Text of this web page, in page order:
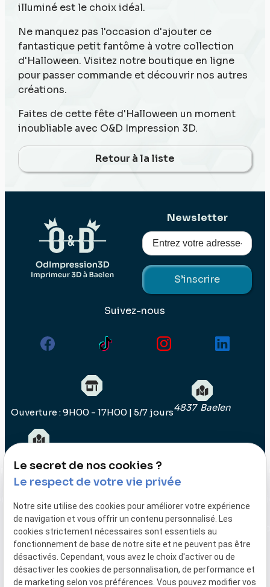
illuminé est le choix idéal.
Ne manquez pas l'occasion d'ajouter ce
fantastique petit fantôme à votre collection
d'Halloween. Visitez notre boutique en ligne
pour passer commande et découvrir nos autres
créations.
Faites de cette fête d'Halloween un moment
inoubliable avec O&D Impression 3D.
Retour à la liste
Newsletter
Suivez-nous
Ouverture : 9H00 - 17H00 | 5/7 jours4837 Baelen
Impression
3D
en série
Charleroi
Impression
3D
en série
Gand
Impression
3D
en série
Huy
3D
en série
Liège
en série
TVA Plan du Mentions
Le secret de nos cookies ?
Le respect de votre vie privée
Notre site utilise des cookies pour améliorer votre expérience
de navigation et vous offrir un contenu personnalisé. Les
cookies strictement nécessaires sont essentiels au
fonctionnement de base de notre site et ne peuvent pas être
désactivés. Cependant, vous avez le choix d'activer ou de
désactiver les cookies de personnalisation, de performance et
de marketing selon vos préférences. Vous pouvez modifier vos